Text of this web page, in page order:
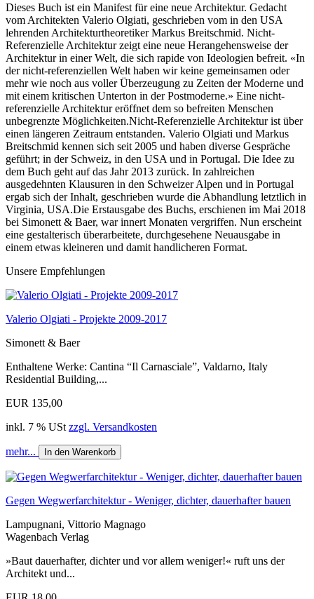
Dieses Buch ist ein Manifest für eine neue Architektur. Gedacht
vom Architekten Valerio Olgiati, geschrieben vom in den USA
lehrenden Architekturtheoretiker Markus Breitschmid. Nicht-
Referenzielle Architektur zeigt eine neue Herangehensweise der
Architektur in einer Welt, die sich rapide von Ideologien befreit. «In
der nicht-referenziellen Welt haben wir keine gemeinsamen oder
mehr wie noch aus voller Überzeugung zu Zeiten der Moderne und
mit einem kritischen Unterton in der Postmoderne.» Eine nicht-
referenzielle Architektur eröffnet dem so befreiten Menschen
unbegrenzte Möglichkeiten.Nicht-Referenzielle Architektur ist über
einen längeren Zeitraum entstanden. Valerio Olgiati und Markus
Breitschmid kennen sich seit 2005 und haben diverse Gespräche
geführt; in der Schweiz, in den USA und in Portugal. Die Idee zu
dem Buch geht auf das Jahr 2013 zurück. In zahlreichen
ausgedehnten Klausuren in den Schweizer Alpen und in Portugal
ergab sich der Inhalt, geschrieben wurde die Abhandlung letztlich in
Virginia, USA.Die Erstausgabe des Buchs, erschienen im Mai 2018
bei Simonett & Baer, war innert Monaten vergriffen. Nun erscheint
eine gestalterisch überarbeitete, durchgesehene Neuausgabe in
einem etwas kleineren und damit handlicheren Format.
Unsere Empfehlungen
Valerio Olgiati - Projekte 2009-2017
Simonett & Baer
Enthaltene Werke: Cantina “Il Carnasciale”, Valdarno, Italy
Residential Building,...
EUR 135,00
inkl. 7 % USt zzgl. Versandkosten
mehr... In den Warenkorb
Gegen Wegwerfarchitektur - Weniger, dichter, dauerhafter bauen
Lampugnani, Vittorio Magnago
Wagenbach Verlag
»Baut dauerhafter, dichter und vor allem weniger!« ruft uns der
Architekt und...